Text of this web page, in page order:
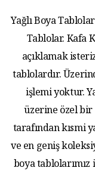
Yağlı Boya
Tablolar. Kafa
açıklamak
tablolardır.
işlemi yoktur.
üzerine özel bir
tarafından kısmi
ve en geniş
boya tablolarımız